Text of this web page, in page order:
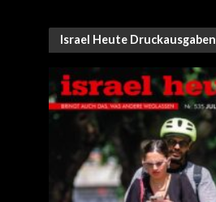
Israel Heute Druckausgaben